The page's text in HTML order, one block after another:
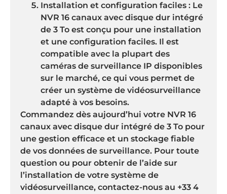
Installation et configuration faciles : Le
NVR 16 canaux avec disque dur intégré
de 3 To est conçu pour une installation
et une configuration faciles. Il est
compatible avec la plupart des
caméras de surveillance IP disponibles
sur le marché, ce qui vous permet de
créer un système de vidéosurveillance
adapté à vos besoins.
Commandez dès aujourd’hui votre NVR 16
canaux avec disque dur intégré de 3 To pour
une gestion efficace et un stockage fiable
de vos données de surveillance. Pour toute
question ou pour obtenir de l’aide sur
l’installation de votre système de
vidéosurveillance, contactez-nous au +33 4